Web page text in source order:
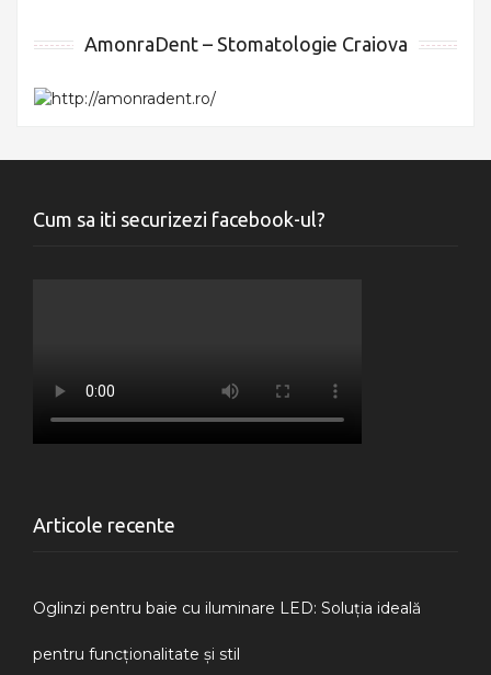
AmonraDent – Stomatologie Craiova
Cum sa iti securizezi facebook-ul?
Articole recente
Oglinzi pentru baie cu iluminare LED: Soluția ideală
pentru funcționalitate și stil